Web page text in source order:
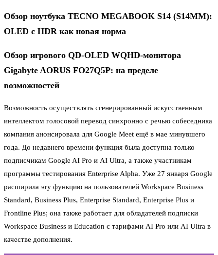
Обзор ноутбука TECNO MEGABOOK S14 (S14MM):
OLED с HDR как новая норма
Обзор игрового QD-OLED WQHD-монитора
Gigabyte AORUS FO27Q5P: на пределе
возможностей
Возможность осуществлять сгенерированный искусственным
интеллектом голосовой перевод синхронно с речью собеседника
компания анонсировала для Google Meet ещё в мае минувшего
года. До недавнего времени функция была доступна только
подписчикам Google AI Pro и AI Ultra, а также участникам
программы тестирования Enterprise Alpha. Уже 27 января Google
расширила эту функцию на пользователей Workspace Business
Standard, Business Plus, Enterprise Standard, Enterprise Plus и
Frontline Plus; она также работает для обладателей подписки
Workspace Business и Education с тарифами AI Pro или AI Ultra в
качестве дополнения.